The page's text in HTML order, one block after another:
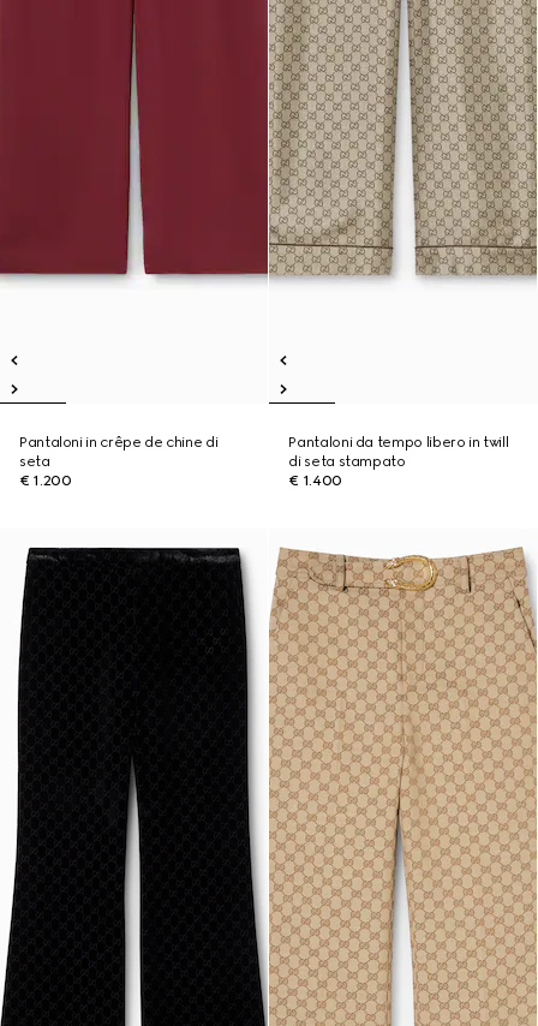
Pantaloni in crêpe de chine di
seta
€ 1.200
Pantaloni da tempo libero in twill
di seta stampato
€ 1.400